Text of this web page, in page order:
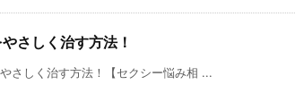
さしく治す方法！
さしく治す方法！【セクシー悩み相 ...